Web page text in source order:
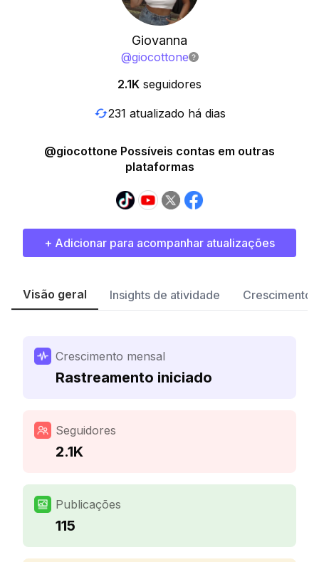
Giovanna
@giocottone
2.1K seguidores
231 atualizado há dias
@giocottone Possíveis contas em outras
plataformas
+ Adicionar para acompanhar atualizações
Visão geral Insights de atividade Crescimento
Crescimento mensal
Rastreamento iniciado
Seguidores
2.1K
Publicações
115